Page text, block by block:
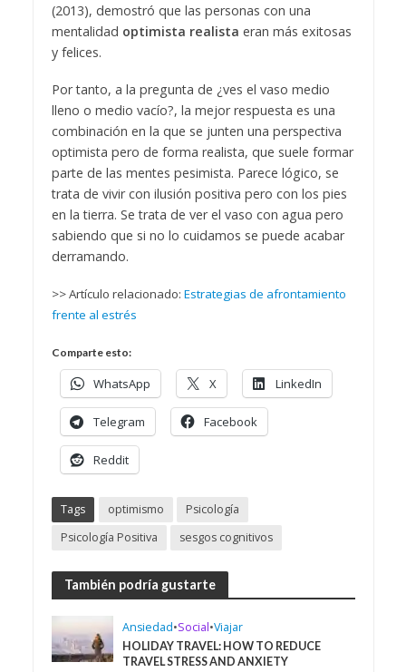
(2013), demostró que las personas con una
mentalidad optimista realista eran más exitosas
y felices.
Por tanto, a la pregunta de ¿ves el vaso medio
lleno o medio vacío?, la mejor respuesta es una
combinación en la que se junten una perspectiva
optimista pero de forma realista, que suele formar
parte de las mentes pesimista. Parece lógico, se
trata de vivir con ilusión positiva pero con los pies
en la tierra. Se trata de ver el vaso con agua pero
sabiendo que si no lo cuidamos se puede acabar
derramando.
>> Artículo relacionado: Estrategias de afrontamiento
frente al estrés
Comparte esto:
WhatsApp X LinkedIn
Telegram Facebook
Reddit
Tags optimismo
Psicología
Psicología Positiva
sesgos cognitivos
También podría gustarte
Ansiedad•Social•Viajar
HOLIDAY TRAVEL: HOW TO REDUCE
TRAVEL STRESS AND ANXIETY